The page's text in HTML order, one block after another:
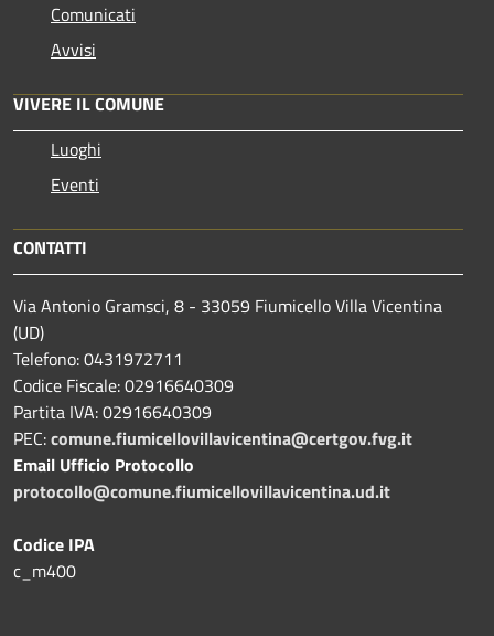
Comunicati
Avvisi
VIVERE IL COMUNE
Luoghi
Eventi
CONTATTI
Via Antonio Gramsci, 8 - 33059 Fiumicello Villa Vicentina
(UD)
Telefono: 0431972711
Codice Fiscale: 02916640309
Partita IVA: 02916640309
PEC:comune.fiumicellovillavicentina@certgov.fvg.it
Email Ufficio Protocollo
protocollo@comune.fiumicellovillavicentina.ud.it
Codice IPA
c_m400